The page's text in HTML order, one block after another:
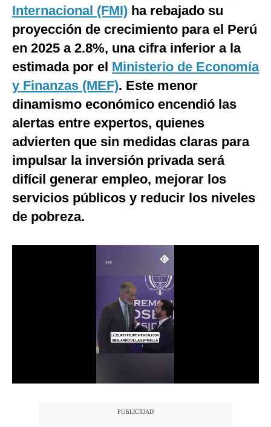
Internacional
Tecnología
Mix
G de Gestión
Notas Contratadas
Podcast
Gestión TV
Condiciones
Internacional (FMI) ha rebajado su
proyección de crecimiento para el Perú
en 2025 a 2.8%, una cifra inferior a la
estimada por el Ministerio de Economía
y Finanzas (MEF). Este menor
dinamismo económico encendió las
alertas entre expertos, quienes
advierten que sin medidas claras para
impulsar la inversión privada será
difícil generar empleo, mejorar los
servicios públicos y reducir los niveles
de pobreza.